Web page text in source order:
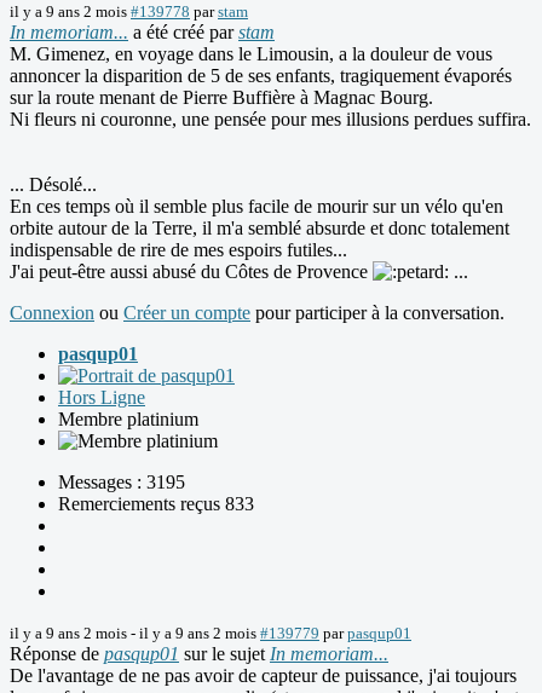
il y a 9 ans 2 mois #139778 parstam
In memoriam... a été créé parstam
M. Gimenez, en voyage dans le Limousin, a la douleur de vous
annoncer la disparition de 5 de ses enfants, tragiquement évaporés
sur la route menant de Pierre Buffière à Magnac Bourg.
Ni fleurs ni couronne, une pensée pour mes illusions perdues suffira.
... Désolé...
En ces temps où il semble plus facile de mourir sur un vélo qu'en
orbite autour de la Terre, il m'a semblé absurde et donc totalement
indispensable de rire de mes espoirs futiles...
J'ai peut-être aussi abusé du Côtes de Provence
...
Connexion ou Créer un compte pour participer à la conversation.
pasqup01
Hors Ligne
Membre platinium
Messages : 3195
Remerciements reçus 833
il y a 9 ans 2 mois - il y a 9 ans 2 mois #139779 parpasqup01
Réponse de pasqup01 sur le sujet In memoriam...
De l'avantage de ne pas avoir de capteur de puissance, j'ai toujours